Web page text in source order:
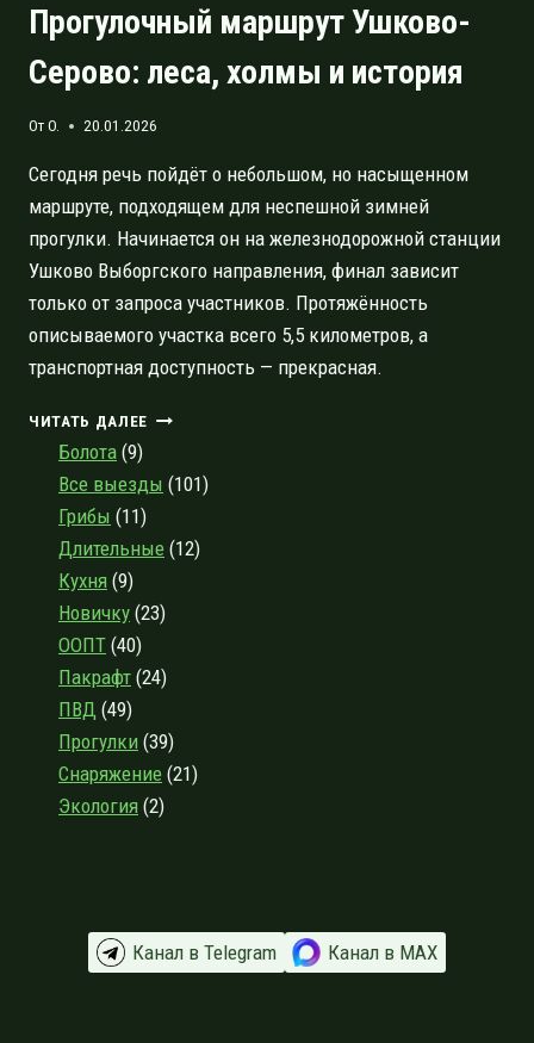
Прогулочный маршрут Ушково-
Серово: леса, холмы и история
ОтO. 20.01.2026
Сегодня речь пойдёт о небольшом, но насыщенном
маршруте, подходящем для неспешной зимней
прогулки. Начинается он на железнодорожной станции
Ушково Выборгского направления, финал зависит
только от запроса участников. Протяжённость
описываемого участка всего 5,5 километров, а
транспортная доступность — прекрасная.
ЧИТАТЬ ДАЛЕЕ ПРОГУЛОЧНЫЙ
СЕРОВО:
ХОЛМЫ
Болота (9)
Все выезды (101)
Грибы (11)
Длительные (12)
Кухня (9)
Новичку (23)
ООПТ (40)
Пакрафт (24)
ПВД (49)
Прогулки (39)
Снаряжение (21)
Экология (2)
Канал в Telegram Канал в МАХ